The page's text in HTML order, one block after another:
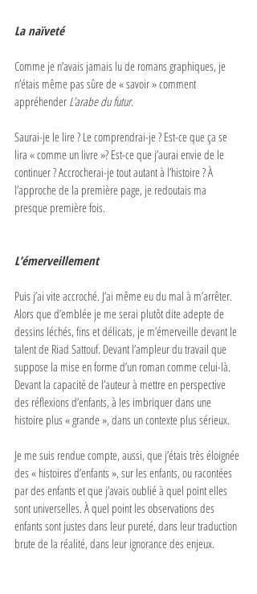
La naïveté
Comme je n’avais jamais lu de romans graphiques, je
n’étais même pas sûre de « savoir » comment
appréhender L’arabe du futur.
Saurai-je le lire ? Le comprendrai-je ? Est-ce que ça se
lira « comme un livre »? Est-ce que j’aurai envie de le
continuer ? Accrocherai-je tout autant à l’histoire ? À
l’approche de la première page, je redoutais ma
presque première fois.
L’émerveillement
Puis j’ai vite accroché. J’ai même eu du mal à m’arrêter.
Alors que d’emblée je me serai plutôt dite adepte de
dessins léchés, fins et délicats, je m’émerveille devant le
talent de Riad Sattouf. Devant l’ampleur du travail que
suppose la mise en forme d’un roman comme celui-là.
Devant la capacité de l’auteur à mettre en perspective
des réflexions d’enfants, à les imbriquer dans une
histoire plus « grande », dans un contexte plus sérieux.
Je me suis rendue compte, aussi, que j’étais très éloignée
des « histoires d’enfants », sur les enfants, ou racontées
par des enfants et que j’avais oublié à quel point elles
sont universelles. À quel point les observations des
enfants sont justes dans leur pureté, dans leur traduction
brute de la réalité, dans leur ignorance des enjeux.